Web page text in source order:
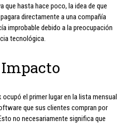
que hasta hace poco, la idea de que
directamente a una compañía
improbable debido a la preocupación
tecnológica.
ocupó el primer lugar en la lista mensual
que sus clientes compran por
no necesariamente significa que